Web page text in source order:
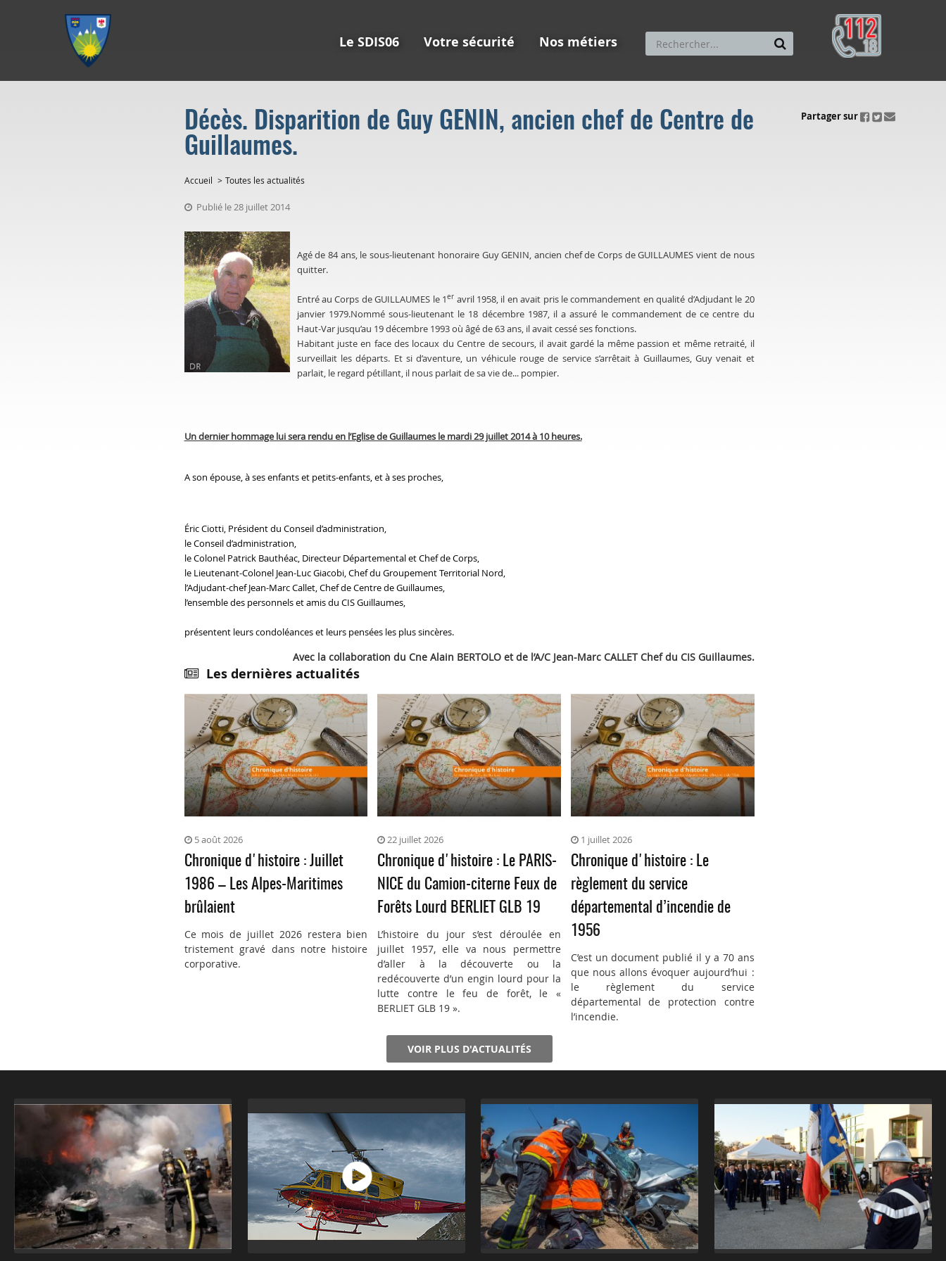
Le SDIS06 Votre sécurité Nos métiers
Décès. Disparition de Guy GENIN, ancien chef de Centre de
Guillaumes.
ui.fo.accessibility.echappement.partage
Partager sur
Accueil Toutes les actualités
Publié le 28 juillet 2014
Agé de 84 ans, le sous-lieutenant honoraire Guy GENIN, ancien chef de Corps de GUILLAUMES vient de nous
quitter.
Entré au Corps de GUILLAUMES le 1er avril 1958, il en avait pris le commandement en qualité d’Adjudant le 20
janvier 1979.Nommé sous-lieutenant le 18 décembre 1987, il a assuré le commandement de ce centre du
Haut-Var jusqu’au 19 décembre 1993 où âgé de 63 ans, il avait cessé ses fonctions.
Habitant juste en face des locaux du Centre de secours, il avait gardé la même passion et même retraité, il
surveillait les départs. Et si d’aventure, un véhicule rouge de service s’arrêtait à Guillaumes, Guy venait et
parlait, le regard pétillant, il nous parlait de sa vie de... pompier.
Un dernier hommage lui sera rendu en l’Eglise de Guillaumes le mardi 29 juillet 2014 à 10 heures.
A son épouse, à ses enfants et petits-enfants, et à ses proches,
Éric Ciotti, Président du Conseil d’administration,
le Conseil d’administration,
le Colonel Patrick Bauthéac, Directeur Départemental et Chef de Corps,
le Lieutenant-Colonel Jean-Luc Giacobi, Chef du Groupement Territorial Nord,
l’Adjudant-chef Jean-Marc Callet, Chef de Centre de Guillaumes,
l’ensemble des personnels et amis du CIS Guillaumes,
présentent leurs condoléances et leurs pensées les plus sincères.
Avec la collaboration du Cne Alain BERTOLO et de l’A/C Jean-Marc CALLET Chef du CIS Guillaumes.
Les dernières actualités
5 août 2026
Chronique d'histoire : Juillet
1986 – Les Alpes-Maritimes
brûlaient
Ce mois de juillet 2026 restera bien
tristement gravé dans notre histoire
corporative.
22 juillet 2026
Chronique d'histoire : Le PARIS-
NICE du Camion-citerne Feux de
Forêts Lourd BERLIET GLB 19
L’histoire du jour s’est déroulée en
juillet 1957, elle va nous permettre
d’aller à la découverte ou la
redécouverte d’un engin lourd pour la
lutte contre le feu de forêt, le «
BERLIET GLB 19 ».
1 juillet 2026
Chronique d'histoire : Le
règlement du service
départemental d’incendie de
1956
C’est un document publié il y a 70 ans
que nous allons évoquer aujourd’hui :
le règlement du service
départemental de protection contre
l’incendie.
VOIR PLUS D'ACTUALITÉS